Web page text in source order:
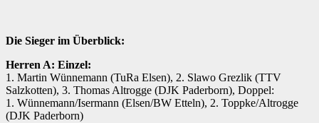
Die Sieger im Überblick:
Herren A: Einzel:
1. Martin Wünnemann (TuRa Elsen), 2. Slawo Grezlik (TTV
Salzkotten), 3. Thomas Altrogge (DJK Paderborn), Doppel:
1. Wünnemann/Isermann (Elsen/BW Etteln), 2. Toppke/Altrogge
(DJK Paderborn)